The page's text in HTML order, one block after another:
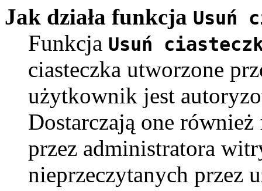
Jak działa funkcja Usuń
Funkcja Usuń
ciasteczka utworzone
użytkownik jest
Dostarczają one również
przez administratora
nieprzeczytanych przez